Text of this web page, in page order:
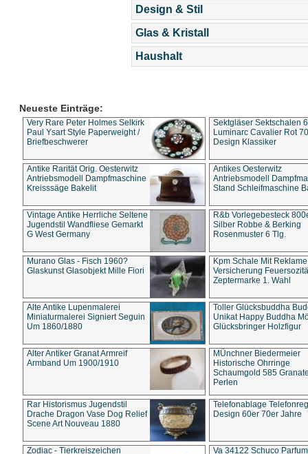
Design & Stil
Glas & Kristall
Haushalt
Neueste Einträge:
Very Rare Peter Holmes Selkirk
Paul Ysart Style Paperweight /
Briefbeschwerer
Sektgläser Sektschalen
Luminarc Cavalier Rot
Design Klassiker
Antike Rarität Orig. Oesterwitz
Antriebsmodell Dampfmaschine
Kreisssäge Bakelit
Antikes Oesterwitz
Antriebsmodell
Stand Schleifmaschine
Vintage Antike Herrliche Seltene
Jugendstil Wandfliese Gemarkt
G West Germany
R&b Vorlegebesteck
Silber Robbe & Berking
Rosenmuster 6 Tlg.
Murano Glas - Fisch 1960?
Glaskunst Glasobjekt Mille Fiori
Kpm Schale Mit Reklame
Versicherung
Zeptermarke 1. Wahl
Alte Antike Lupenmalerei
Miniaturmalerei Signiert Seguin
Um 1860/1880
Toller Glücksbuddha
Unikat Happy Buddha
Glücksbringer Holzfigur
Alter Antiker Granat Armreif
Armband Um 1900/1910
MÜnchner Biedermeier
Historische Ohrringe
Schaumgold 585
Perlen
Rar Historismus Jugendstil
Drache Dragon Vase Dog Relief
Scene Art Nouveau 1880
Telefonablage
Design 60er 70er Jahre
Zodiac - Tierkreiszeichen
Va 34122 Schuco